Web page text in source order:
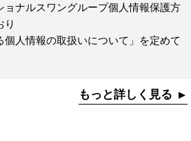
ョナルスワングループ個人情報保護方
り
個人情報の取扱いについて」を定めて
もっと詳しく見る